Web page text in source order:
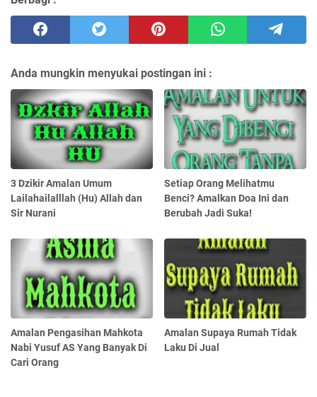
Anda mungkin menyukai postingan ini :
3 Dzikir Amalan Umum
Lailahailalllah (Hu) Allah dan
Sir Nurani
Setiap Orang Melihatmu
Benci? Amalkan Doa Ini dan
Berubah Jadi Suka!
Amalan Pengasihan Mahkota
Nabi Yusuf AS Yang Banyak Di
Cari Orang
Amalan Supaya Rumah Tidak
Laku Di Jual